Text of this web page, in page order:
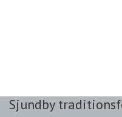
Sjundby